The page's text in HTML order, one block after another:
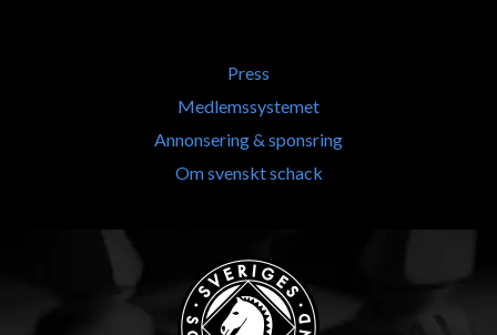
Press
Medlemssystemet
Annonsering & sponsring
Om svenskt schack